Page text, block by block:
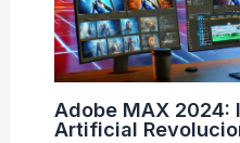
Adobe MAX 2024:
Artificial